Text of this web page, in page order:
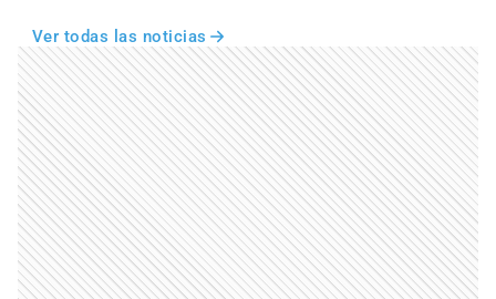
Ver todas las noticias